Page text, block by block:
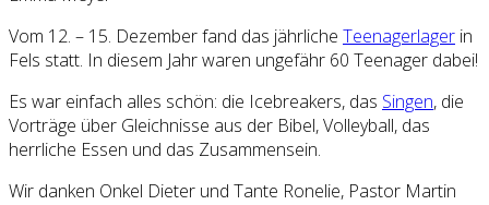
Vom 12. – 15. Dezember fand das jährliche Teenagerlager in
Fels statt. In diesem Jahr waren ungefähr 60 Teenager dabei!
Es war einfach alles schön: die Icebreakers, das Singen, die
Vorträge über Gleichnisse aus der Bibel, Volleyball, das
herrliche Essen und das Zusammensein.
Wir danken Onkel Dieter und Tante Ronelie, Pastor Martin